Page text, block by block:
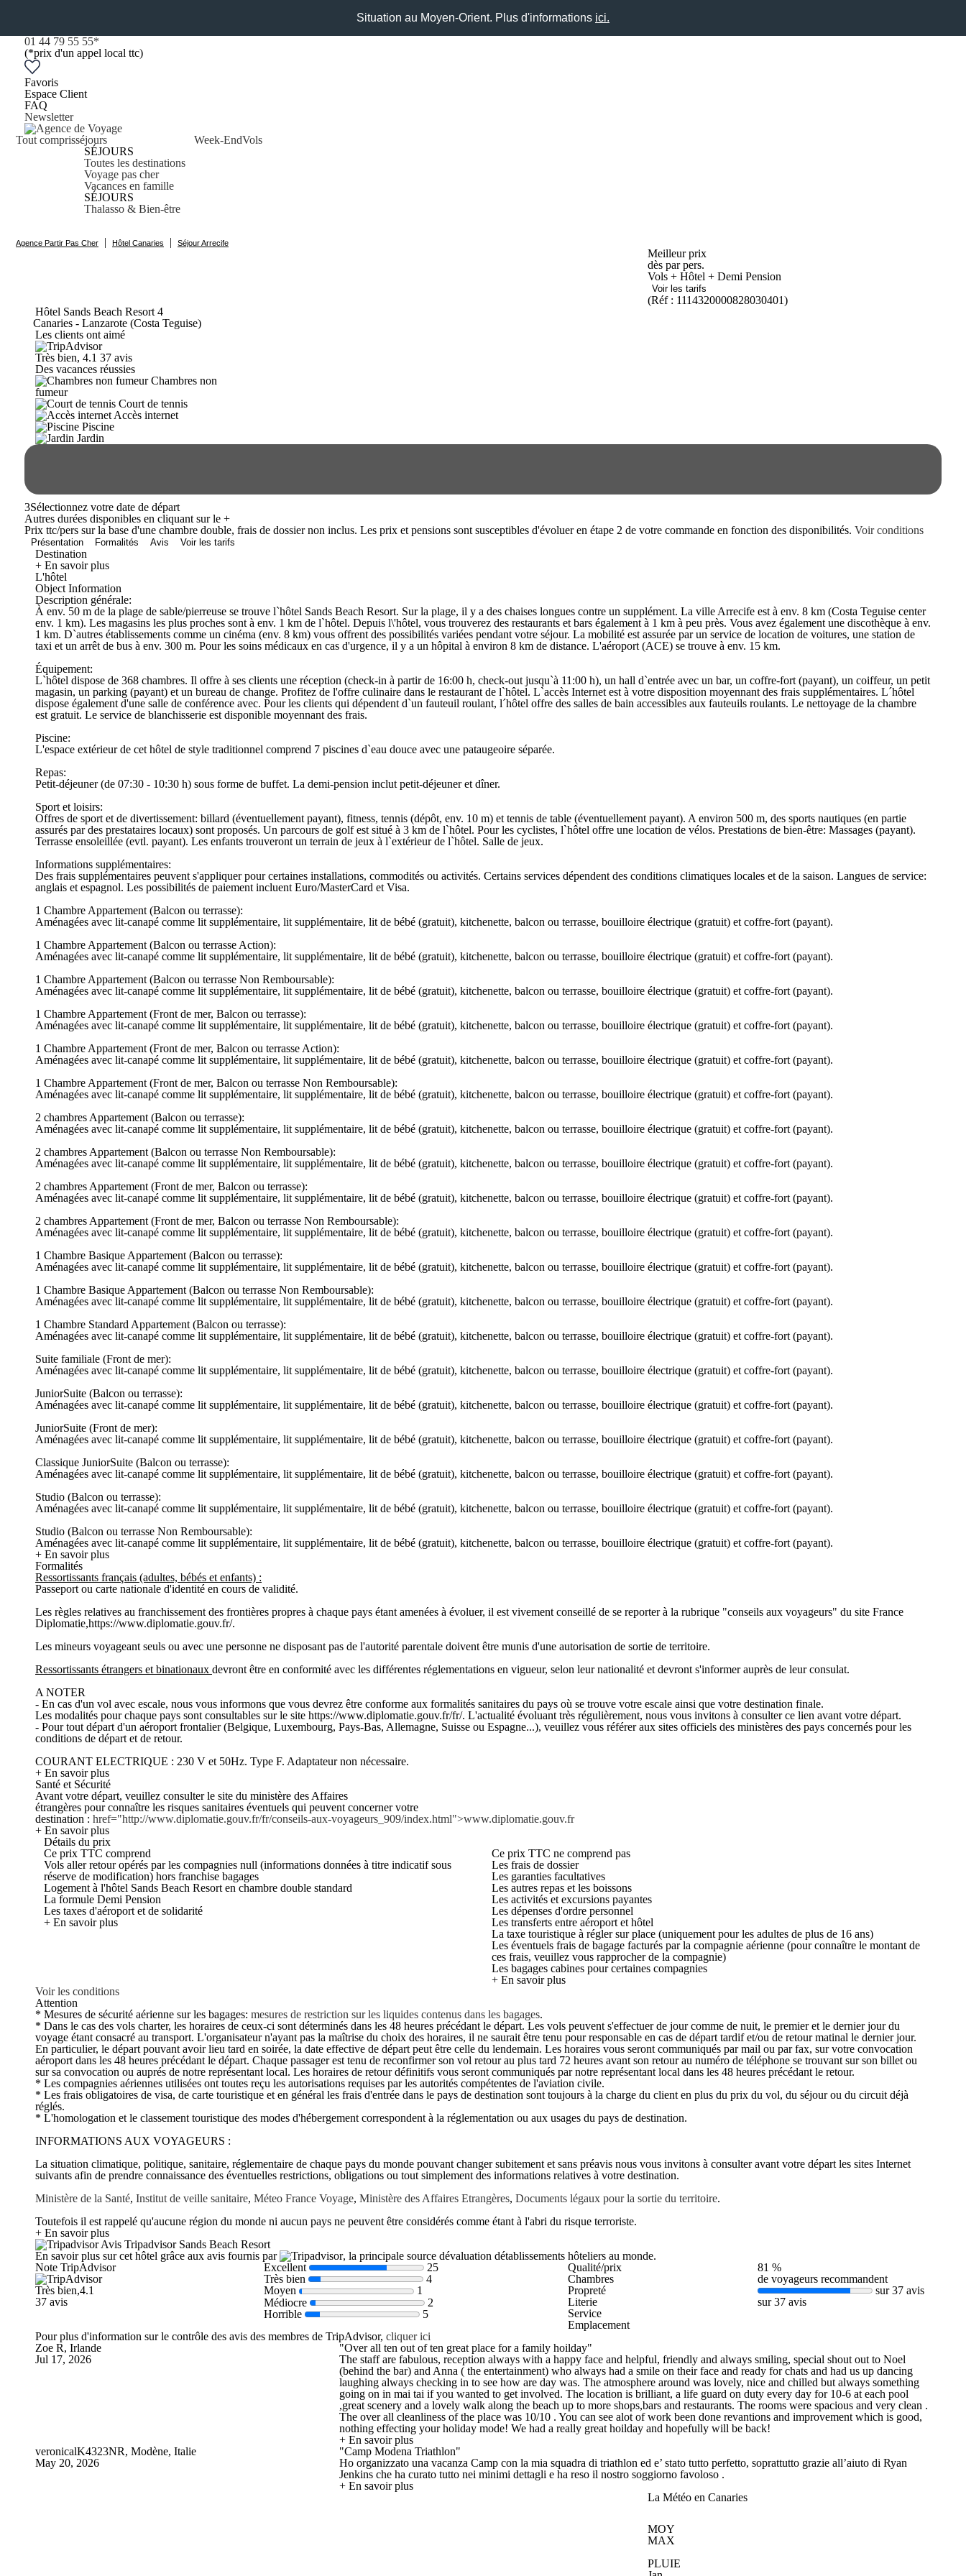
Situation au Moyen-Orient. Plus d'informations ici.
01 44 79 55 55*
(*prix d'un appel local ttc)
Favoris
Espace Client
FAQ
Newsletter
Tout comprisséjours
SÉJOURS
Toutes les destinations
Voyage pas cher
Vacances en famille
SÉJOURS
Thalasso & Bien-être
Week-EndVols
Agence Partir Pas Cher | Hôtel Canaries | Séjour Arrecife
Meilleur prix
dès par pers.
Vols + Hôtel + Demi Pension
Voir les tarifs
(Réf : 1114320000828030401)
Hôtel Sands Beach Resort 4
Canaries - Lanzarote (Costa Teguise)
Les clients ont aimé
Très bien, 4.1 37 avis
Des vacances réussies
Chambres non
fumeur
Court de tennis
Accès internet
Piscine
Jardin
3Sélectionnez votre date de départ
Autres durées disponibles en cliquant sur le +
Prix ttc/pers sur la base d'une chambre double, frais de dossier non inclus. Les prix et pensions sont susceptibles d'évoluer en étape 2 de votre commande en fonction des disponibilités. Voir conditions
Présentation Formalités Avis Voir les tarifs
Destination
+ En savoir plus
L'hôtel
Object Information
Description générale:
À env. 50 m de la plage de sable/pierreuse se trouve l`hôtel Sands Beach Resort. Sur la plage, il y a des chaises longues contre un supplément. La ville Arrecife est à env. 8 km (Costa Teguise center
env. 1 km). Les magasins les plus proches sont à env. 1 km de l`hôtel. Depuis l\'hôtel, vous trouverez des restaurants et bars également à 1 km à peu près. Vous avez également une discothèque à env.
1 km. D`autres établissements comme un cinéma (env. 8 km) vous offrent des possibilités variées pendant votre séjour. La mobilité est assurée par un service de location de voitures, une station de
taxi et un arrêt de bus à env. 300 m. Pour les soins médicaux en cas d'urgence, il y a un hôpital à environ 8 km de distance. L'aéroport (ACE) se trouve à env. 15 km.
Équipement:
L`hôtel dispose de 368 chambres. Il offre à ses clients une réception (check-in à partir de 16:00 h, check-out jusqu`à 11:00 h), un hall d`entrée avec un bar, un coffre-fort (payant), un coiffeur, un petit
magasin, un parking (payant) et un bureau de change. Profitez de l'offre culinaire dans le restaurant de l`hôtel. L`accès Internet est à votre disposition moyennant des frais supplémentaires. L´hôtel
dispose également d'une salle de conférence avec. Pour les clients qui dépendent d`un fauteuil roulant, l´hôtel offre des salles de bain accessibles aux fauteuils roulants. Le nettoyage de la chambre
est gratuit. Le service de blanchisserie est disponible moyennant des frais.
Piscine:
L'espace extérieur de cet hôtel de style traditionnel comprend 7 piscines d`eau douce avec une pataugeoire séparée.
Repas:
Petit-déjeuner (de 07:30 - 10:30 h) sous forme de buffet. La demi-pension inclut petit-déjeuner et dîner.
Sport et loisirs:
Offres de sport et de divertissement: billard (éventuellement payant), fitness, tennis (dépôt, env. 10 m) et tennis de table (éventuellement payant). A environ 500 m, des sports nautiques (en partie
assurés par des prestataires locaux) sont proposés. Un parcours de golf est situé à 3 km de l`hôtel. Pour les cyclistes, l`hôtel offre une location de vélos. Prestations de bien-être: Massages (payant).
Terrasse ensoleillée (evtl. payant). Les enfants trouveront un terrain de jeux à l`extérieur de l`hôtel. Salle de jeux.
Informations supplémentaires:
Des frais supplémentaires peuvent s'appliquer pour certaines installations, commodités ou activités. Certains services dépendent des conditions climatiques locales et de la saison. Langues de service:
anglais et espagnol. Les possibilités de paiement incluent Euro/MasterCard et Visa.
1 Chambre Appartement (Balcon ou terrasse):
Aménagées avec lit-canapé comme lit supplémentaire, lit supplémentaire, lit de bébé (gratuit), kitchenette, balcon ou terrasse, bouilloire électrique (gratuit) et coffre-fort (payant).
1 Chambre Appartement (Balcon ou terrasse Action):
Aménagées avec lit-canapé comme lit supplémentaire, lit supplémentaire, lit de bébé (gratuit), kitchenette, balcon ou terrasse, bouilloire électrique (gratuit) et coffre-fort (payant).
1 Chambre Appartement (Balcon ou terrasse Non Remboursable):
Aménagées avec lit-canapé comme lit supplémentaire, lit supplémentaire, lit de bébé (gratuit), kitchenette, balcon ou terrasse, bouilloire électrique (gratuit) et coffre-fort (payant).
1 Chambre Appartement (Front de mer, Balcon ou terrasse):
Aménagées avec lit-canapé comme lit supplémentaire, lit supplémentaire, lit de bébé (gratuit), kitchenette, balcon ou terrasse, bouilloire électrique (gratuit) et coffre-fort (payant).
1 Chambre Appartement (Front de mer, Balcon ou terrasse Action):
Aménagées avec lit-canapé comme lit supplémentaire, lit supplémentaire, lit de bébé (gratuit), kitchenette, balcon ou terrasse, bouilloire électrique (gratuit) et coffre-fort (payant).
1 Chambre Appartement (Front de mer, Balcon ou terrasse Non Remboursable):
Aménagées avec lit-canapé comme lit supplémentaire, lit supplémentaire, lit de bébé (gratuit), kitchenette, balcon ou terrasse, bouilloire électrique (gratuit) et coffre-fort (payant).
2 chambres Appartement (Balcon ou terrasse):
Aménagées avec lit-canapé comme lit supplémentaire, lit supplémentaire, lit de bébé (gratuit), kitchenette, balcon ou terrasse, bouilloire électrique (gratuit) et coffre-fort (payant).
2 chambres Appartement (Balcon ou terrasse Non Remboursable):
Aménagées avec lit-canapé comme lit supplémentaire, lit supplémentaire, lit de bébé (gratuit), kitchenette, balcon ou terrasse, bouilloire électrique (gratuit) et coffre-fort (payant).
2 chambres Appartement (Front de mer, Balcon ou terrasse):
Aménagées avec lit-canapé comme lit supplémentaire, lit supplémentaire, lit de bébé (gratuit), kitchenette, balcon ou terrasse, bouilloire électrique (gratuit) et coffre-fort (payant).
2 chambres Appartement (Front de mer, Balcon ou terrasse Non Remboursable):
Aménagées avec lit-canapé comme lit supplémentaire, lit supplémentaire, lit de bébé (gratuit), kitchenette, balcon ou terrasse, bouilloire électrique (gratuit) et coffre-fort (payant).
1 Chambre Basique Appartement (Balcon ou terrasse):
Aménagées avec lit-canapé comme lit supplémentaire, lit supplémentaire, lit de bébé (gratuit), kitchenette, balcon ou terrasse, bouilloire électrique (gratuit) et coffre-fort (payant).
1 Chambre Basique Appartement (Balcon ou terrasse Non Remboursable):
Aménagées avec lit-canapé comme lit supplémentaire, lit supplémentaire, lit de bébé (gratuit), kitchenette, balcon ou terrasse, bouilloire électrique (gratuit) et coffre-fort (payant).
1 Chambre Standard Appartement (Balcon ou terrasse):
Aménagées avec lit-canapé comme lit supplémentaire, lit supplémentaire, lit de bébé (gratuit), kitchenette, balcon ou terrasse, bouilloire électrique (gratuit) et coffre-fort (payant).
Suite familiale (Front de mer):
Aménagées avec lit-canapé comme lit supplémentaire, lit supplémentaire, lit de bébé (gratuit), kitchenette, balcon ou terrasse, bouilloire électrique (gratuit) et coffre-fort (payant).
JuniorSuite (Balcon ou terrasse):
Aménagées avec lit-canapé comme lit supplémentaire, lit supplémentaire, lit de bébé (gratuit), kitchenette, balcon ou terrasse, bouilloire électrique (gratuit) et coffre-fort (payant).
JuniorSuite (Front de mer):
Aménagées avec lit-canapé comme lit supplémentaire, lit supplémentaire, lit de bébé (gratuit), kitchenette, balcon ou terrasse, bouilloire électrique (gratuit) et coffre-fort (payant).
Classique JuniorSuite (Balcon ou terrasse):
Aménagées avec lit-canapé comme lit supplémentaire, lit supplémentaire, lit de bébé (gratuit), kitchenette, balcon ou terrasse, bouilloire électrique (gratuit) et coffre-fort (payant).
Studio (Balcon ou terrasse):
Aménagées avec lit-canapé comme lit supplémentaire, lit supplémentaire, lit de bébé (gratuit), kitchenette, balcon ou terrasse, bouilloire électrique (gratuit) et coffre-fort (payant).
Studio (Balcon ou terrasse Non Remboursable):
Aménagées avec lit-canapé comme lit supplémentaire, lit supplémentaire, lit de bébé (gratuit), kitchenette, balcon ou terrasse, bouilloire électrique (gratuit) et coffre-fort (payant).
+ En savoir plus
Formalités
Ressortissants français (adultes, bébés et enfants) :
Passeport ou carte nationale d'identité en cours de validité.
Les règles relatives au franchissement des frontières propres à chaque pays étant amenées à évoluer, il est vivement conseillé de se reporter à la rubrique "conseils aux voyageurs" du site France
Diplomatie,https://www.diplomatie.gouv.fr/.
Les mineurs voyageant seuls ou avec une personne ne disposant pas de l'autorité parentale doivent être munis d'une autorisation de sortie de territoire.
Ressortissants étrangers et binationaux devront être en conformité avec les différentes réglementations en vigueur, selon leur nationalité et devront s'informer auprès de leur consulat.
A NOTER
- En cas d'un vol avec escale, nous vous informons que vous devrez être conforme aux formalités sanitaires du pays où se trouve votre escale ainsi que votre destination finale.
Les modalités pour chaque pays sont consultables sur le site https://www.diplomatie.gouv.fr/fr/. L'actualité évoluant très régulièrement, nous vous invitons à consulter ce lien avant votre départ.
- Pour tout départ d'un aéroport frontalier (Belgique, Luxembourg, Pays-Bas, Allemagne, Suisse ou Espagne...), veuillez vous référer aux sites officiels des ministères des pays concernés pour les
conditions de départ et de retour.
COURANT ELECTRIQUE : 230 V et 50Hz. Type F. Adaptateur non nécessaire.
+ En savoir plus
Santé et Sécurité
Avant votre départ, veuillez consulter le site du ministère des Affaires
étrangères pour connaître les risques sanitaires éventuels qui peuvent concerner votre
destination : href="http://www.diplomatie.gouv.fr/fr/conseils-aux-voyageurs_909/index.html">www.diplomatie.gouv.fr
+ En savoir plus
Détails du prix
Ce prix TTC comprend
Vols aller retour opérés par les compagnies null (informations données à titre indicatif sous
réserve de modification) hors franchise bagages
Logement à l'hôtel Sands Beach Resort en chambre double standard
La formule Demi Pension
Les taxes d'aéroport et de solidarité
+ En savoir plus
Ce prix TTC ne comprend pas
Les frais de dossier
Les garanties facultatives
Les autres repas et les boissons
Les activités et excursions payantes
Les dépenses d'ordre personnel
Les transferts entre aéroport et hôtel
La taxe touristique à régler sur place (uniquement pour les adultes de plus de 16 ans)
Les éventuels frais de bagage facturés par la compagnie aérienne (pour connaître le montant de
ces frais, veuillez vous rapprocher de la compagnie)
Les bagages cabines pour certaines compagnies
+ En savoir plus
Voir les conditions
Attention
* Mesures de sécurité aérienne sur les bagages: mesures de restriction sur les liquides contenus dans les bagages.
* Dans le cas des vols charter, les horaires de ceux-ci sont déterminés dans les 48 heures précédant le départ. Les vols peuvent s'effectuer de jour comme de nuit, le premier et le dernier jour du
voyage étant consacré au transport. L'organisateur n'ayant pas la maîtrise du choix des horaires, il ne saurait être tenu pour responsable en cas de départ tardif et/ou de retour matinal le dernier jour.
En particulier, le départ pouvant avoir lieu tard en soirée, la date effective de départ peut être celle du lendemain. Les horaires vous seront communiqués par mail ou par fax, sur votre convocation
aéroport dans les 48 heures précédant le départ. Chaque passager est tenu de reconfirmer son vol retour au plus tard 72 heures avant son retour au numéro de téléphone se trouvant sur son billet ou
sur sa convocation ou auprés de notre représentant local. Les horaires de retour définitifs vous seront communiqués par notre représentant local dans les 48 heures précédant le retour.
* Les compagnies aériennes utilisées ont toutes reçu les autorisations requises par les autorités compétentes de l'aviation civile.
* Les frais obligatoires de visa, de carte touristique et en général les frais d'entrée dans le pays de destination sont toujours à la charge du client en plus du prix du vol, du séjour ou du circuit déjà
réglés.
* L'homologation et le classement touristique des modes d'hébergement correspondent à la réglementation ou aux usages du pays de destination.
INFORMATIONS AUX VOYAGEURS :
La situation climatique, politique, sanitaire, réglementaire de chaque pays du monde pouvant changer subitement et sans préavis nous vous invitons à consulter avant votre départ les sites Internet
suivants afin de prendre connaissance des éventuelles restrictions, obligations ou tout simplement des informations relatives à votre destination.
Ministère de la Santé, Institut de veille sanitaire, Méteo France Voyage, Ministère des Affaires Etrangères, Documents légaux pour la sortie du territoire.
Toutefois il est rappelé qu'aucune région du monde ni aucun pays ne peuvent être considérés comme étant à l'abri du risque terroriste.
+ En savoir plus
Avis Tripadvisor Sands Beach Resort
En savoir plus sur cet hôtel grâce aux avis fournis par
, la principale source dévaluation détablissements hôteliers au monde.
Note TripAdvisor
Très bien,4.1
37 avis
Excellent
25
Très bien
4
Moyen
1
Médiocre
2
Horrible
5
Qualité/prix
Chambres
Propreté
Literie
Service
Emplacement
81 %
de voyageurs recommandent
sur 37 avis
sur 37 avis
Pour plus d'information sur le contrôle des avis des membres de TripAdvisor, cliquer ici
Zoe R, Irlande
Jul 17, 2026
"Over all ten out of ten great place for a family hoilday"
The staff are fabulous, reception always with a happy face and helpful, friendly and always smiling, special shout out to Noel
(behind the bar) and Anna ( the entertainment) who always had a smile on their face and ready for chats and had us up dancing
laughing always checking in to see how are day was. The atmosphere around was lovely, nice and chilled but always something
going on in mai tai if you wanted to get involved. The location is brilliant, a life guard on duty every day for 10-6 at each pool
,great scenery and a lovely walk along the beach up to more shops,bars and restaurants. The rooms were spacious and very clean .
The over all cleanliness of the place was 10/10 . You can see alot of work been done revantions and improvement which is good,
nothing effecting your holiday mode! We had a really great hoilday and hopefully will be back!
+ En savoir plus
veronicalK4323NR, Modène, Italie
May 20, 2026
"Camp Modena Triathlon"
Ho organizzato una vacanza Camp con la mia squadra di triathlon ed e’ stato tutto perfetto, soprattutto grazie all’aiuto di Ryan
Jenkins che ha curato tutto nei minimi dettagli e ha reso il nostro soggiorno favoloso .
+ En savoir plus
La Météo en Canaries
MOY
MAX
PLUIE